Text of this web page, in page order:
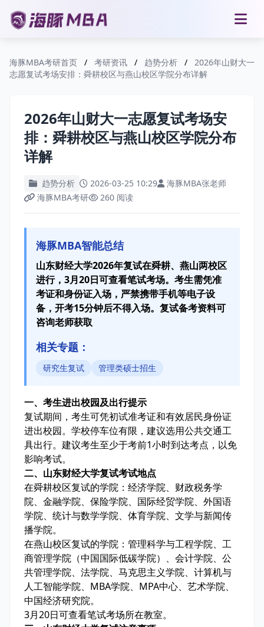
海豚MBA考研首页 / 考研资讯 / 趋势分析 /
2026年山财大一
志愿复试考场安排：舜耕校区与燕山校区学院分布详解
2026年山财大一志愿复试考场安
排：舜耕校区与燕山校区学院分布
详解
趋势分析 2026-03-25 10:29
海豚MBA张老师
海豚MBA考研
260 阅读
海豚MBA智能总结
山东财经大学2026年复试在舜耕、燕山两校区
进行，3月20日可查看笔试考场。考生需凭准
考证和身份证入场，严禁携带手机等电子设
备，开考15分钟后不得入场。复试备考资料可
咨询老师获取
相关专题：
研究生复试 管理类硕士招生
一、考生进出校园及出行提示
复试期间，考生可凭初试准考证和有效居民身份证
进出校园。学校停车位有限，建议选用公共交通工
具出行。建议考生至少于考前1小时到达考点，以免
影响考试。
二、山东财经大学复试考试地点
在舜耕校区复试的学院：经济学院、财政税务学
院、金融学院、保险学院、国际经贸学院、外国语
学院、统计与数学学院、体育学院、文学与新闻传
播学院。
在燕山校区复试的学院：管理科学与工程学院、工
商管理学院（中国国际低碳学院）、会计学院、公
共管理学院、法学院、马克思主义学院、计算机与
人工智能学院、MBA学院、MPA中心、艺术学院、
中国经济研究院。
3月20日可查看笔试考场所在教室。